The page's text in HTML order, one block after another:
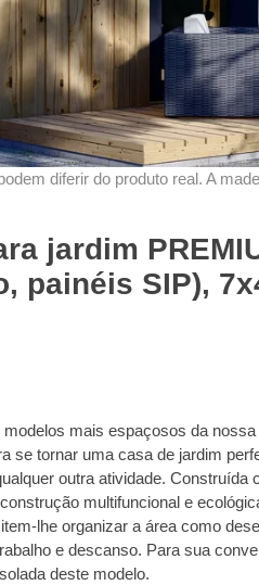
diferir do produto real. A
jardim
painéis SIP),
mais espaçosos da
se tornar uma casa de jardim
outra atividade. Construída
multifuncional e
lhe organizar a área como
e descanso. Para sua
deste modelo.